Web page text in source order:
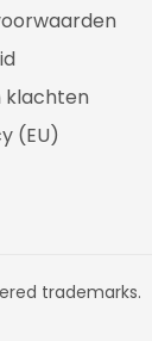
klachten
(EU)
trademarks.